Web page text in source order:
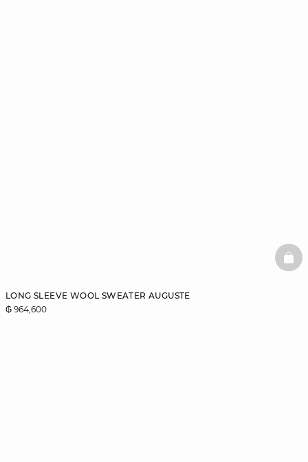
LONG SLEEVE WOOL SWEATER AUGUSTE
₲ 964,600